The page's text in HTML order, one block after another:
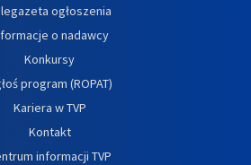
ogłoszenia
o nadawcy
Konkursy
program (ROPAT)
Kariera w TVP
Kontakt
informacji TVP